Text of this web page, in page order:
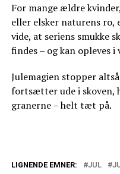
For mange ældre
eller elsker naturens ro,
vide, at seriens smukke
findes – og kan opleves i
Julemagien stopper
fortsætter ude i skoven,
granerne – helt tæt på.
LIGNENDE EMNER: JUL